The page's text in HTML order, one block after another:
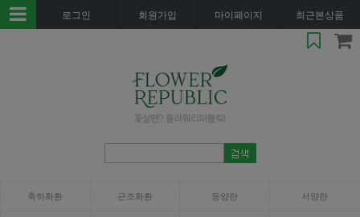
로그인 회원가입 마이페이지 최근본상품
축하화환 근조화환 동양란 서양란